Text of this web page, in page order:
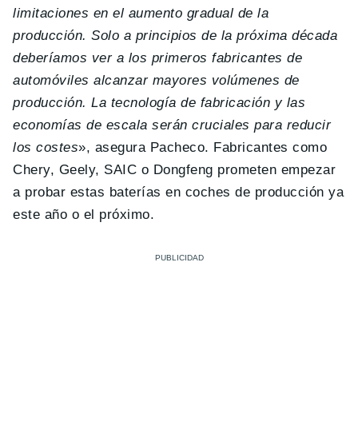
limitaciones en el aumento gradual de la
producción. Solo a principios de la próxima década
deberíamos ver a los primeros fabricantes de
automóviles alcanzar mayores volúmenes de
producción. La tecnología de fabricación y las
economías de escala serán cruciales para reducir
los costes», asegura Pacheco. Fabricantes como
Chery, Geely, SAIC o Dongfeng prometen empezar
a probar estas baterías en coches de producción ya
este año o el próximo.